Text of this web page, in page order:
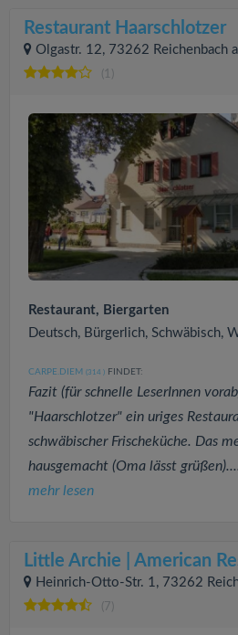
Restaurant Haarschlotzer
Olgastr. 12, 73262 Reichenbach
(1)
Restaurant, Biergarten
Deutsch, Bürgerlich, Schwäbisch,
CARPE.DIEM (314 ) FINDET:
Fazit (für schnelle LeserInnen
"Haarschlotzer" ein uriges
schwäbischer Frischeküche. Das
hausgemacht (Oma lässt
mehr lesen
Little Archie | American
Heinrich-Otto-Str. 1, 73262
(7)